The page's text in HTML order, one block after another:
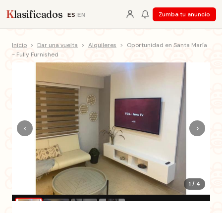
Klasificados ES| EN Zumba tu anuncio
Inicio > Dar una vuelta > Alquileres >
Oportunidad en Santa María
- Fully Furnished
1 / 4
‹ ›